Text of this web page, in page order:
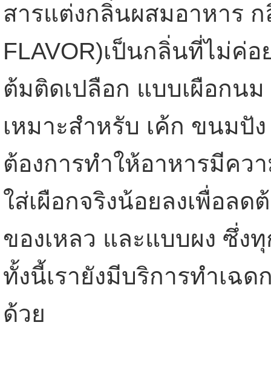
สารแต่งกลิ่นผสมอาหาร
FLAVOR)เป็นกลิ่นที่ไม่ค่
ต้มติดเปลือก แบบเผือกน
เหมาะสำหรับ เค้ก ขนมปั
ต้องการทำให้อาหารมีคว
ใส่เผือกจริงน้อยลงเพื่อล
ของเหลว และแบบผง ซึ่ง
ทั้งนี้เรายังมีบริการทำเฉ
ด้วย